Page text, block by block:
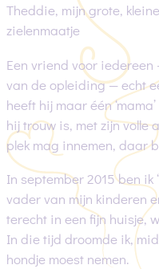
Theddie, mijn grote,
zielenmaatje
Een vriend voor
van de opleiding — echt
heeft hij maar één
hij trouw is, met zijn volle
plek mag innemen, daar
In september 2015 ben ik
vader van mijn kinderen
terecht in een fijn huisje,
In die tijd droomde ik,
hondje moest nemen.